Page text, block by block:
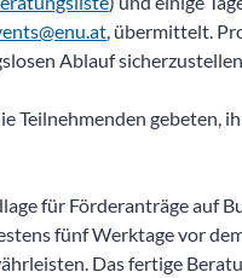
, übermittelt.
Ablauf
Teilnehmenden gebeten,
für Förderanträge auf
fünf Werktage vor
Das fertige